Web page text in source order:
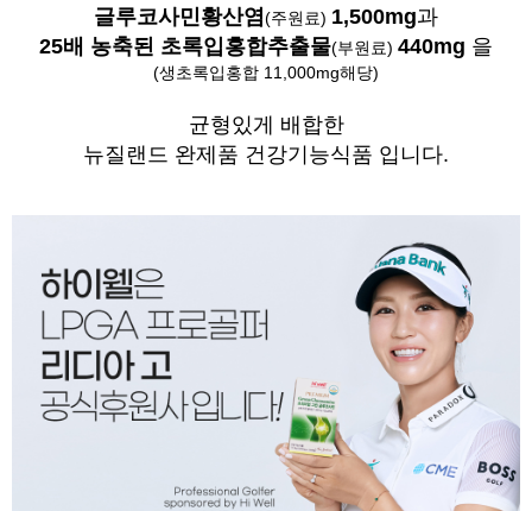
글루코사민황산염(주원료) 1,500mg과
25배 농축된 초록입홍합추출물(부원료) 440mg 을
(생초록입홍합 11,000mg해당)
균형있게 배합한
뉴질랜드 완제품 건강기능식품 입니다.